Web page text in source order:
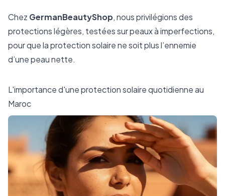
Chez GermanBeautyShop, nous privilégions des
protections légères, testées sur peaux à imperfections,
pour que la protection solaire ne soit plus l’ennemie
d’une peau nette.
L'importance d'une protection solaire quotidienne au
Maroc